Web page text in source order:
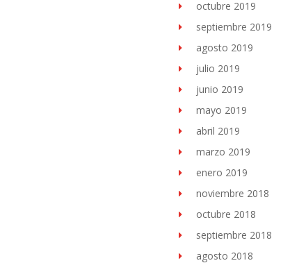
octubre 2019
septiembre 2019
agosto 2019
julio 2019
junio 2019
mayo 2019
abril 2019
marzo 2019
enero 2019
noviembre 2018
octubre 2018
septiembre 2018
agosto 2018